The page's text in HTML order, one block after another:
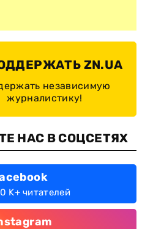
ZN.UA
независимую
журналистику!
НАС В СОЦСЕТЯХ
K+ читателей